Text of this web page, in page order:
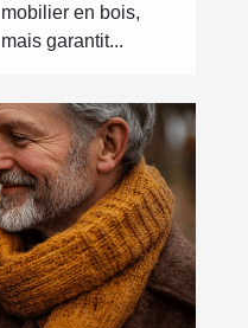
mobilier en bois,
mais garantit...